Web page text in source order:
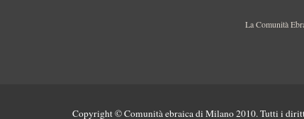
La Comunità
Copyright © Comunità ebraica di Milano 2010. Tutti i